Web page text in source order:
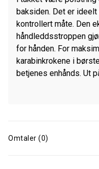
baksiden. Det er
kontrollert måte. Den
håndleddsstroppen
for hånden. For
karabinkrokene i
betjenes enhånds. Ut
Omtaler (0)